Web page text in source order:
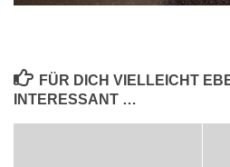
FÜR DICH VIELLEICHT
INTERESSANT …